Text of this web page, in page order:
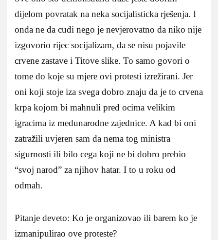
dijelom povratak na neka socijalisticka rješenja. I
onda ne da cudi nego je nevjerovatno da niko nije
izgovorio rijec socijalizam, da se nisu pojavile
crvene zastave i Titove slike. To samo govori o
tome do koje su mjere ovi protesti izrežirani. Jer
oni koji stoje iza svega dobro znaju da je to crvena
krpa kojom bi mahnuli pred ocima velikim
igracima iz medunarodne zajednice. A kad bi oni
zatražili uvjeren sam da nema tog ministra
sigurnosti ili bilo cega koji ne bi dobro prebio
“svoj narod” za njihov hatar. I to u roku od
odmah.
Pitanje deveto: Ko je organizovao ili barem ko je
izmanipulirao ove proteste?